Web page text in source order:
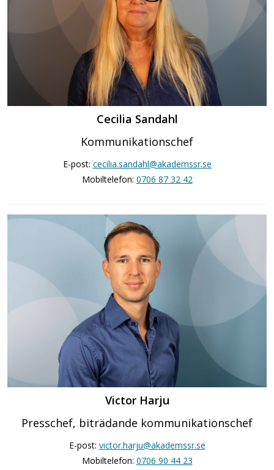
Cecilia Sandahl
Kommunikationschef
E-post: cecilia.sandahl@akademssr.se
Mobiltelefon: 0706 87 32 42
Victor Harju
Presschef, biträdande kommunikationschef
E-post: victor.harju@akademssr.se
Mobiltelefon: 0706 90 44 23